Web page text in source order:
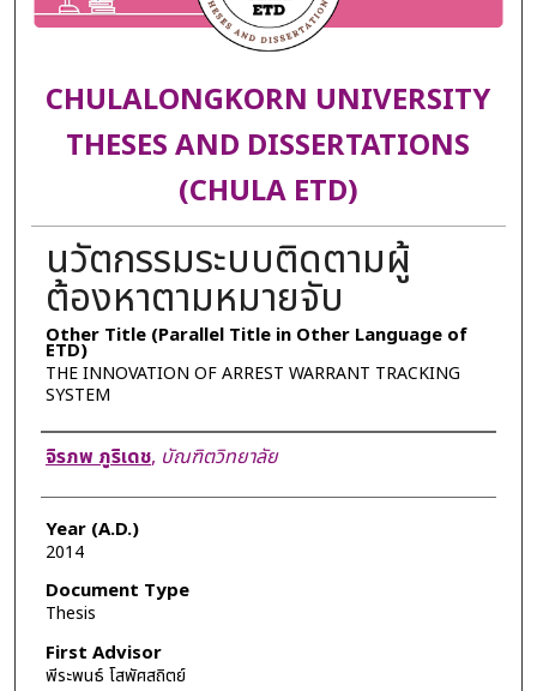
CHULALONGKORN UNIVERSITY
THESES AND DISSERTATIONS
(CHULA ETD)
นวัตกรรมระบบติดตามผู้
ต้องหาตามหมายจับ
Other Title (Parallel Title in Other Language of
ETD)
THE INNOVATION OF ARREST WARRANT TRACKING
SYSTEM
Author
จิรภพ ภูริเดช, บัณฑิตวิทยาลัย
Year (A.D.)
2014
Document Type
Thesis
First Advisor
พีระพนธ์ โสพัศสถิตย์